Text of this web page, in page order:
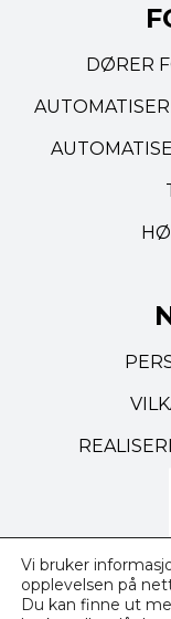
DØRER
Vi bruker
opplevelsen på
Du kan finne ut